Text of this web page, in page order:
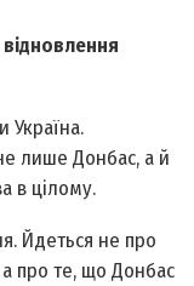
Україна.
лише Донбас, а й
в цілому.
Йдеться не про
а про те, що Донбас